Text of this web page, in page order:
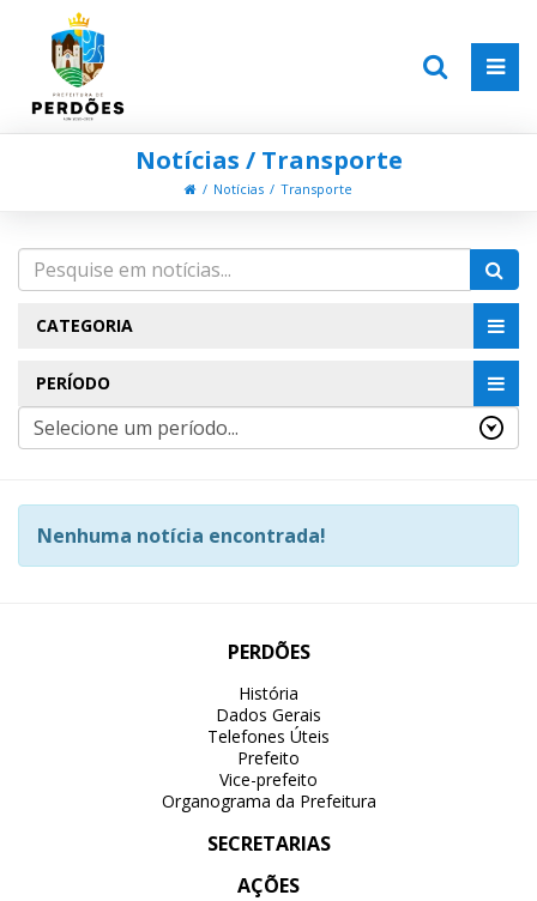
Notícias / Transporte
Notícias Transporte
CATEGORIA
PERÍODO
Nenhuma notícia encontrada!
PERDÕES
História
Dados Gerais
Telefones Úteis
Prefeito
Vice-prefeito
Organograma da Prefeitura
SECRETARIAS
AÇÕES